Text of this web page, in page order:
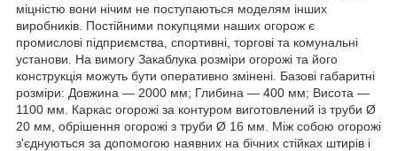
міцністю вони нічим не поступаються моделям інших
виробників. Постійними покупцями наших огорож є
промислові підприємства, спортивні, торгові та комунальні
установи. На вимогу Закаблука розміри огорожі та його
конструкція можуть бути оперативно змінені. Базові габаритні
розміри: Довжина — 2000 мм; Глибина — 400 мм; Висота —
1100 мм. Каркас огорожі за контуром виготовлений із труби Ø
20 мм, обрішення огорожі з труби Ø 16 мм. Між собою огорожі
з'єднуються за допомогою наявних на бічних стійках штирів і